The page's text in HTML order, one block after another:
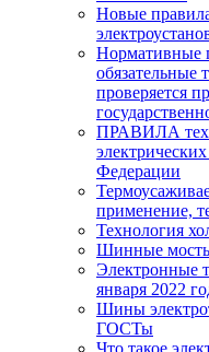
Новые
Нормативные
обязательные
проверяется
ПРАВИЛА
Федерации
применение,
Технология
Шинные
Электронные
января 2022
Шины
ГОСТы
Что такое